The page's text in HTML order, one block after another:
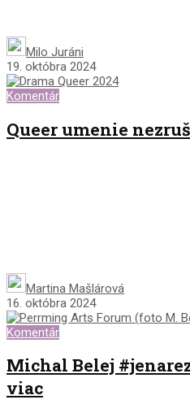
Milo Juráni
19. októbra 2024
Komentár
Queer umenie
Martina Mašlárová
16. októbra 2024
Komentár
Michal Belej
viac